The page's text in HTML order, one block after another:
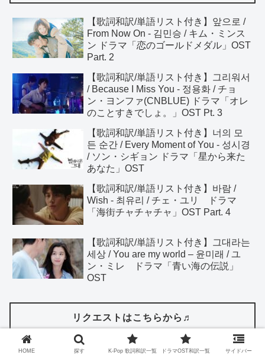
【歌詞和訳/単語リスト付き】앞으로 /
From Now On - 김민승 / キム・ミンス
ン ドラマ「恋のゴールドメダル」OST
Part. 2
【歌詞和訳/単語リスト付き】그리워서
/ Because I Miss You - 정용화 / チョ
ン・ヨンファ(CNBLUE) ドラマ「オレ
のことすきでしょ。」OST Pt. 3
【歌詞和訳/単語リスト付き】너의 모
든 순간 / Every Moment of You - 성시경
/ ソン・シギョン ドラマ「星から来た
あなた」OST
【歌詞和訳/単語リスト付き】바람 /
Wish - 최유리 / チェ・ユリ ドラマ
「海街チャチャチャ」OST Part. 4
【歌詞和訳/単語リスト付き】그대라는
세상 / You are my world – 윤미래 / ユ
ン・ミレ ドラマ「青い海の伝説」
OST
リクエストはこちらから♬
HOME 探す K-Pop 歌詞和訳一覧 ドラマOST和訳一覧 サイドバー